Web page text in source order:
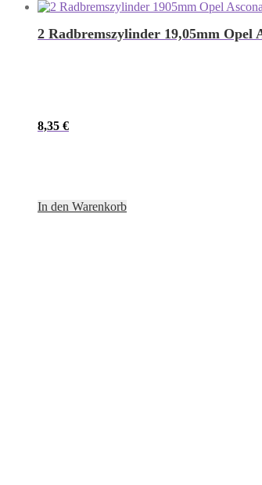
2 Radbremszylinder 19,05mm Opel
8,35 €
In den Warenkorb